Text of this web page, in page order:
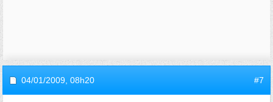
04/01/2009, 08h20 #7